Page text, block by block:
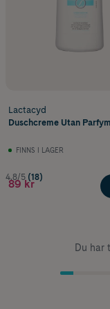
Lactacyd
Duschcreme Utan
FINNS I LAGER
4.8/5 (18)
89 kr
Du har